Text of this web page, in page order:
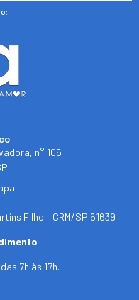
n° 105
Filho – CRM/SP 61639
7h às 17h.